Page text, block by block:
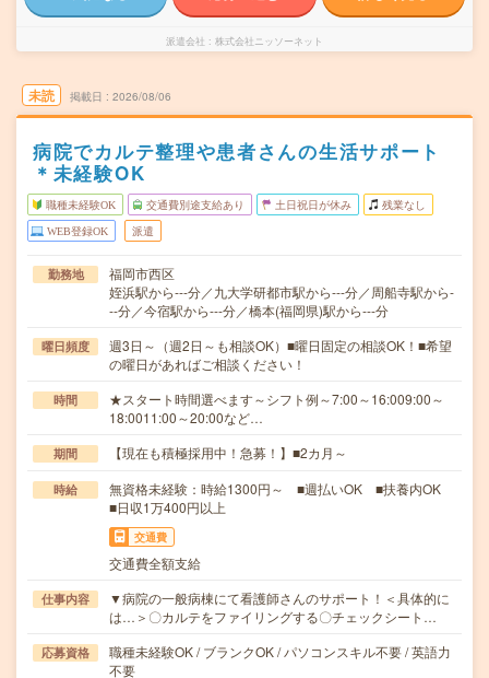
派遣会社 株式会社ニッソーネット
未読 掲載日 2026/08/06
病院でカルテ整理や患者さんの生活サポート
＊未経験OK
職種未経験OK 交通費別途支給あり 土日祝日が休み 残業なし
WEB登録OK 派遣
勤務地
福岡市西区
姪浜駅から---分／九大学研都市駅から---分／周船寺駅から-
--分／今宿駅から---分／橋本(福岡県)駅から---分
曜日頻度
週3日～（週2日～も相談OK）■曜日固定の相談OK！■希望
の曜日があればご相談ください！
時間
★スタート時間選べます～シフト例～7:00～16:009:00～
18:0011:00～20:00など…
期間 【現在も積極採用中！急募！】■2カ月～
時給
無資格未経験：時給1300円～ ■週払いOK ■扶養内OK
■日収1万400円以上
交通費
交通費全額支給
仕事内容
▼病院の一般病棟にて看護師さんのサポート！＜具体的に
は…＞〇カルテをファイリングする〇チェックシート…
応募資格
職種未経験OK / ブランクOK / パソコンスキル不要 / 英語力
不要